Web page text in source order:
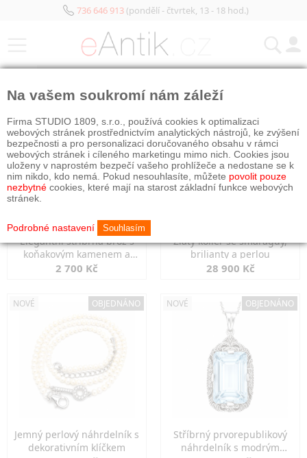
736 646 913(pondělí - čtvrtek, 13 - 18 hod.)
Elegantní stříbrná brož s
koňakovým kamenem a
markazity
2 700 Kč
Zlatý kolier se smaragdy,
brilianty a perlou
28 900 Kč
NOVÉ OBJEDNÁNO
Jemný perlový náhrdelník s
dekorativním klíčkem
NOVÉ OBJEDNÁNO
Stříbrný prvorepublikový
náhrdelník s modrým
Na vašem soukromí nám záleží
Firma STUDIO 1809, s.r.o., používá cookies k optimalizaci
webových stránek prostřednictvím analytických nástrojů, ke zvýšení
bezpečnosti a pro personalizaci doručovaného obsahu v rámci
webových stránek i cíleného marketingu mimo nich. Cookies jsou
uloženy v naprostém bezpečí vašeho prohlížeče a nedostane se k
nim nikdo, kdo nemá. Pokud nesouhlasíte, můžete povolit pouze
nezbytné cookies, které mají na starost základní funkce webových
stránek.
Podrobné nastavení Souhlasím